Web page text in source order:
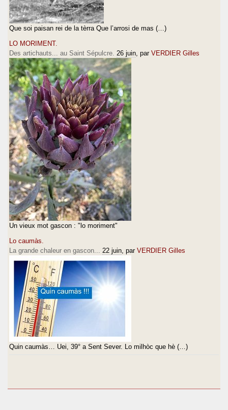
Que soi paisan rei de la tèrra Que l’arrosi de mas (…)
LO MORIMENT.
Des artichauts... au Saint Sépulcre. 26 juin , par VERDIER Gilles
Un vieux mot gascon : "lo moriment"
Lo caumàs.
La grande chaleur en gascon...
22 juin , par VERDIER Gilles
Quin caumàs… Uei, 39° a Sent Sever. Lo milhòc que hè (…)